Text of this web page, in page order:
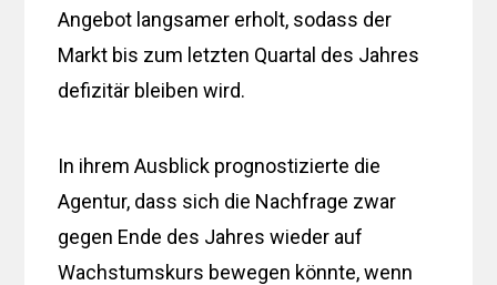
Angebot langsamer erholt, sodass der
Markt bis zum letzten Quartal des Jahres
defizitär bleiben wird.
In ihrem Ausblick prognostizierte die
Agentur, dass sich die Nachfrage zwar
gegen Ende des Jahres wieder auf
Wachstumskurs bewegen könnte, wenn